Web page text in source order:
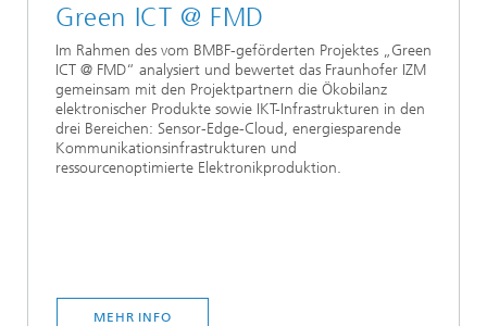
Green ICT @ FMD
Im Rahmen des vom BMBF-geförderten Projektes „Green
ICT @ FMD“ analysiert und bewertet das Fraunhofer IZM
gemeinsam mit den Projektpartnern die Ökobilanz
elektronischer Produkte sowie IKT-Infrastrukturen in den
drei Bereichen: Sensor-Edge-Cloud, energiesparende
Kommunikationsinfrastrukturen und
ressourcenoptimierte Elektronikproduktion.
MEHR INFO